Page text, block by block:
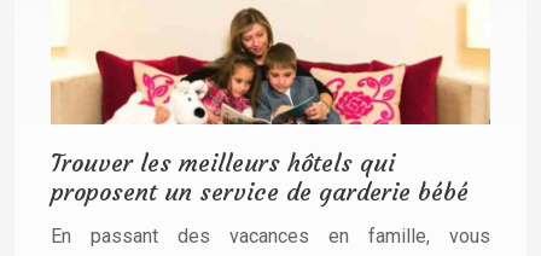
Trouver les meilleurs hôtels qui
proposent un service de garderie bébé
En passant des vacances en famille, vous